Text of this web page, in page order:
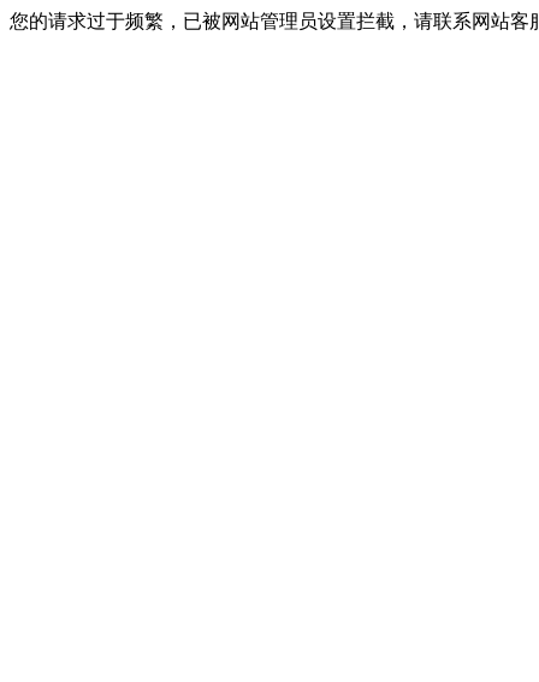
您的请求过于频繁，已被网站管理员设置拦截，请联系网站客